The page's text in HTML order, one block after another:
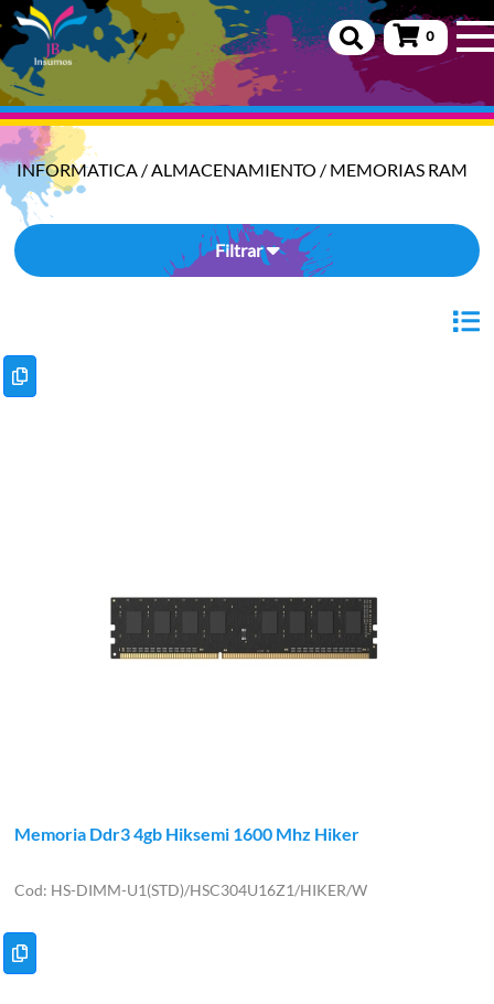
0
INFORMATICA /ALMACENAMIENTO / MEMORIAS RAM
Filtrar
Memoria Ddr3 4gb Hiksemi 1600 Mhz Hiker
HS-DIMM-U1(STD)/HSC304U16Z1/HIKER/W